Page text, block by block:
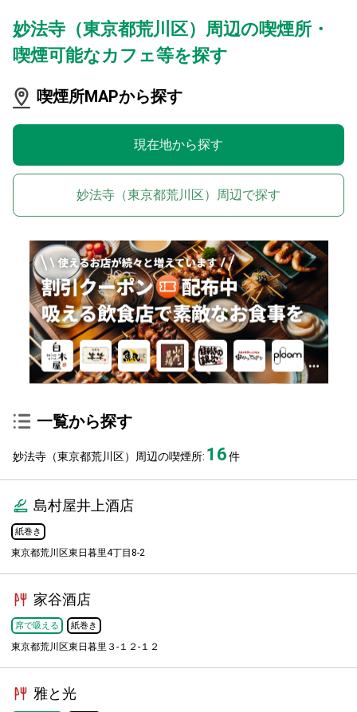
妙法寺（東京都荒川区）周辺の喫煙所・
喫煙可能なカフェ等を探す
喫煙所MAPから探す
現在地から探す
妙法寺（東京都荒川区）周辺で探す
一覧から探す
妙法寺（東京都荒川区）周辺の喫煙所: 16件
島村屋井上酒店
紙巻き
東京都荒川区東日暮里4丁目8-2
家谷酒店
席で吸える 紙巻き
東京都荒川区東日暮里３-１２-１２
雅と光